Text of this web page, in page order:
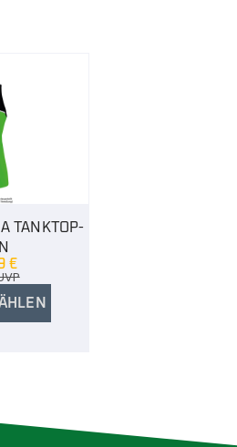
TANKTOP-
€